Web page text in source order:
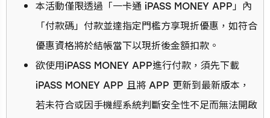
本活動僅限透過「一卡通 iPASS MONEY APP」內
「付款碼」付款並達指定門檻方享現折優惠，如符合
優惠資格將於結帳當下以現折後金額扣款。
欲使用iPASS MONEY APP進行付款，須先下載
iPASS MONEY APP 且將 APP 更新到最新版本，
若未符合或因手機經系統判斷安全性不足而無法開啟